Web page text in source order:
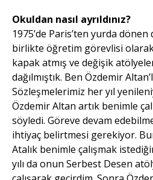
Okuldan nasıl ayrıldınız?
1975’de Paris’ten yurda
birlikte öğretim görevlisi
kapak atmış ve değişik
dağılmıştık. Ben Özdemir
Sözleşmelerimiz her yıl
Özdemir Altan artık benimle
söyledi. Göreve devam
ihtiyaç belirtmesi gerekiyor.
Atalık benimle çalışmak
yılı da onun Serbest Desen